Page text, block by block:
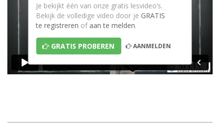
Je bekijkt één van onze gratis lesvideo’s.
Bekijk de volledige video door je GRATIS
te registreren of aan te melden.
GRATIS PROBEREN AANMELDEN